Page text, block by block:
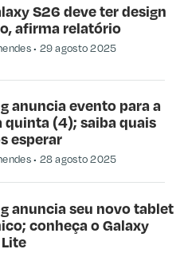
S26 deve ter design
afirma relatório
29 agosto 2025
anuncia evento para a
quinta (4); saiba quais
esperar
28 agosto 2025
anuncia seu novo tablet
conheça o Galaxy
Lite